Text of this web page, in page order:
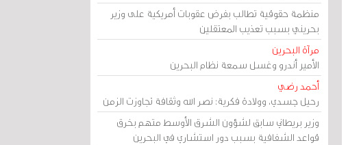
منظمة حقوقية تطالب بفرض عقوبات أمريكية على وزير
بحريني بسبب تعذيب المعتقلين
مرآة البحرين
الأمير أندرو وغسل سمعة نظام البحرين
أحمد رضي
رحيل جسدي، وولادة فكرية: نصر الله وثقافة تجاوزت الزمن
وزير بريطاني سابق لشؤون الشرق الأوسط متهم بخرق
قواعد الشفافية بسبب دور استشاري في البحرين